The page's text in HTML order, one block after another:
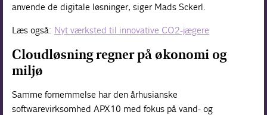
anvende de digitale løsninger, siger Mads Sckerl.
Læs også: Nyt værksted til innovative CO2-jægere
Cloudløsning regner på økonomi og
miljø
Samme fornemmelse har den århusianske
softwarevirksomhed APX10 med fokus på vand- og